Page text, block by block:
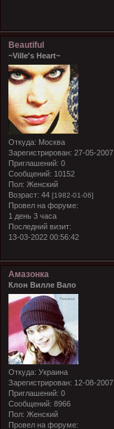
Beautiful
~Ville's Heart~
Откуда: Москва
Зарегистрирован: 27-05-2007
Приглашений: 0
Сообщений: 10152
Пол: Женский
Возраст: 44 [1982-01-06]
Провел на форуме:
1 день 3 часа
Последний визит:
13-03-2022 00:56:42
Амазонка
Клон Вилле Вало
Откуда: Украина
Зарегистрирован: 12-08-2007
Приглашений: 0
Сообщений: 8966
Пол: Женский
Провел на форуме: